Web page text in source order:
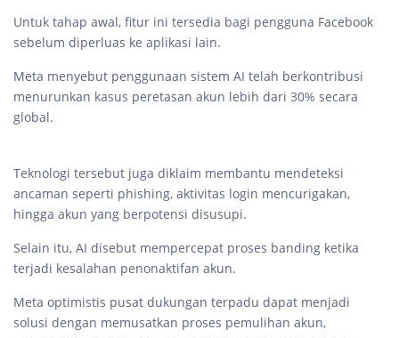
Untuk tahap awal, fitur ini tersedia bagi pengguna Facebook
sebelum diperluas ke aplikasi lain.
Meta menyebut penggunaan sistem AI telah berkontribusi
menurunkan kasus peretasan akun lebih dari 30% secara
global.
Teknologi tersebut juga diklaim membantu mendeteksi
ancaman seperti phishing, aktivitas login mencurigakan,
hingga akun yang berpotensi disusupi.
Selain itu, AI disebut mempercepat proses banding ketika
terjadi kesalahan penonaktifan akun.
Meta optimistis pusat dukungan terpadu dapat menjadi
solusi dengan memusatkan proses pemulihan akun,